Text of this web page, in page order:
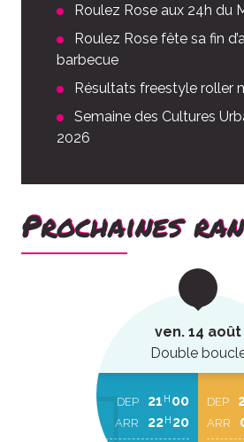
Roulez Rose aux 24h du
Roulez Rose fête sa fin
barbecue
Résultats freestyle roller
Semaine des Cultures
2026
Prochaines
ven. 14 août
Double
DEP 21 H 00
ARR 22H 20
DEP
ARR